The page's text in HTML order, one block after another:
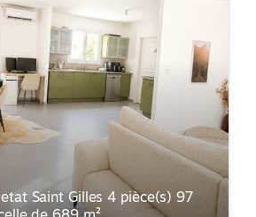
Saint Gilles 4 pièce(s) 97